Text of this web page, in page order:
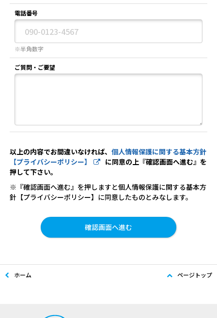
電話番号
※半角数字
ご質問・ご要望
以上の内容でお間違いなければ、 個人情報保護に関する基本方針
【プライバシーポリシー】
に同意の上『確認画面へ進む』を
押して下さい。
※『確認画面へ進む』を押しますと個人情報保護に関する基本方
針【プライバシーポリシー】に同意したものとみなします。
ホーム ページトップ